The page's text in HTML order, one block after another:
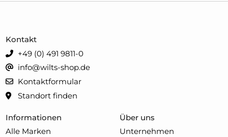
Informationen
Alle Marken
Über uns
Unternehmen
Kontakt
+49 (0) 491 9811-0
info@wilts-shop.de
Kontaktformular
Standort finden